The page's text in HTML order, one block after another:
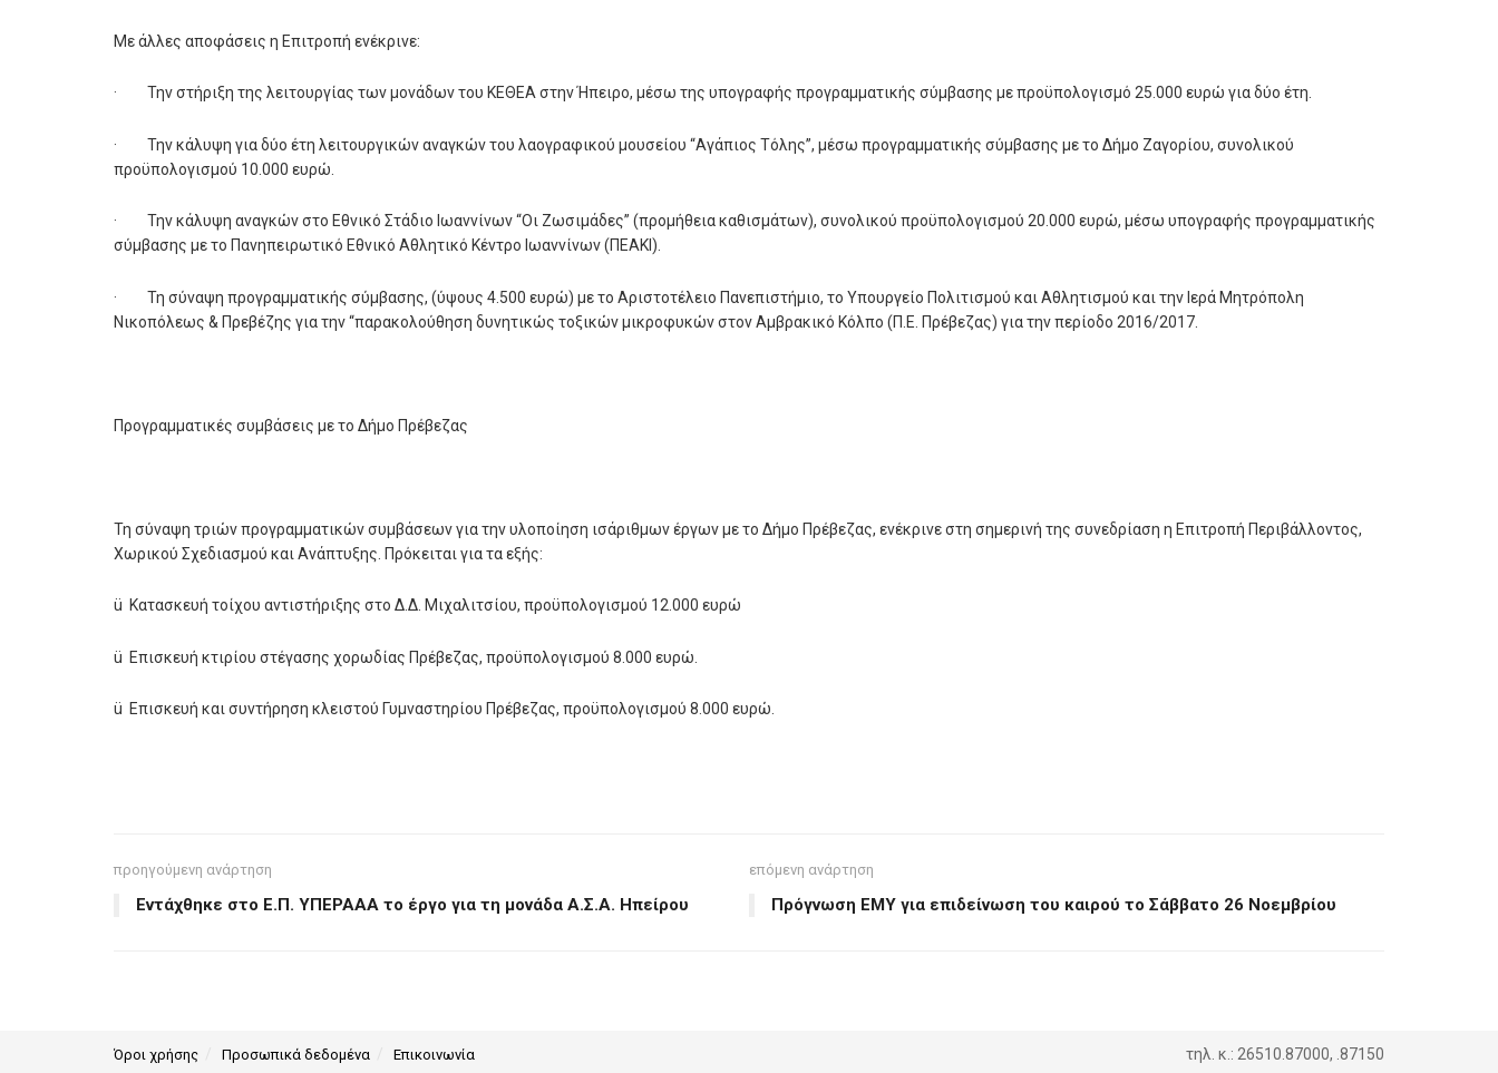
Με άλλες αποφάσεις η Επιτροπή ενέκρινε:
· Την στήριξη της λειτουργίας των μονάδων του ΚΕΘΕΑ στην Ήπειρο, μέσω της υπογραφής προγραμματικής σύμβασης με προϋπολογισμό 25.000 ευρώ για δύο έτη.
· Την κάλυψη για δύο έτη λειτουργικών αναγκών του λαογραφικού μουσείου “Αγάπιος Τόλης”, μέσω προγραμματικής σύμβασης με το Δήμο Ζαγορίου, συνολικού
προϋπολογισμού 10.000 ευρώ.
· Την κάλυψη αναγκών στο Εθνικό Στάδιο Ιωαννίνων “Οι Ζωσιμάδες” (προμήθεια καθισμάτων), συνολικού προϋπολογισμού 20.000 ευρώ, μέσω υπογραφής προγραμματικής
σύμβασης με το Πανηπειρωτικό Εθνικό Αθλητικό Κέντρο Ιωαννίνων (ΠΕΑΚΙ).
· Τη σύναψη προγραμματικής σύμβασης, (ύψους 4.500 ευρώ) με το Αριστοτέλειο Πανεπιστήμιο, το Υπουργείο Πολιτισμού και Αθλητισμού και την Ιερά Μητρόπολη
Νικοπόλεως & Πρεβέζης για την “παρακολούθηση δυνητικώς τοξικών μικροφυκών στον Αμβρακικό Κόλπο (Π.Ε. Πρέβεζας) για την περίοδο 2016/2017.
Προγραμματικές συμβάσεις με το Δήμο Πρέβεζας
Τη σύναψη τριών προγραμματικών συμβάσεων για την υλοποίηση ισάριθμων έργων με το Δήμο Πρέβεζας, ενέκρινε στη σημερινή της συνεδρίαση η Επιτροπή Περιβάλλοντος,
Χωρικού Σχεδιασμού και Ανάπτυξης. Πρόκειται για τα εξής:
ü Κατασκευή τοίχου αντιστήριξης στο Δ.Δ. Μιχαλιτσίου, προϋπολογισμού 12.000 ευρώ
ü Επισκευή κτιρίου στέγασης χορωδίας Πρέβεζας, προϋπολογισμού 8.000 ευρώ.
ü Επισκευή και συντήρηση κλειστού Γυμναστηρίου Πρέβεζας, προϋπολογισμού 8.000 ευρώ.
προηγούμενη ανάρτηση
Εντάχθηκε στο Ε.Π. ΥΠΕΡΑΑΑ το έργο για τη μονάδα Α.Σ.Α. Ηπείρου
επόμενη ανάρτηση
Πρόγνωση ΕΜΥ για επιδείνωση του καιρού το Σάββατο 26 Νοεμβρίου
Όροι χρήσης Προσωπικά δεδομένα Επικοινωνία τηλ. κ.: 26510.87000, .87150